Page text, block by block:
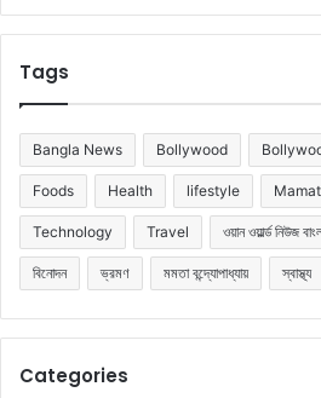
Tags
Bangla News Bollywood
Foods Health lifestyle
Technology Travel ওয়ান ওয়ার্ল্ড নিউজ
বিনোদন ভ্রমণ মমতা বন্দ্যোপাধ্যায় স্বাস্থ্য
Categories